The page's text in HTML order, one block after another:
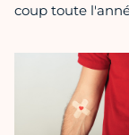
coup toute